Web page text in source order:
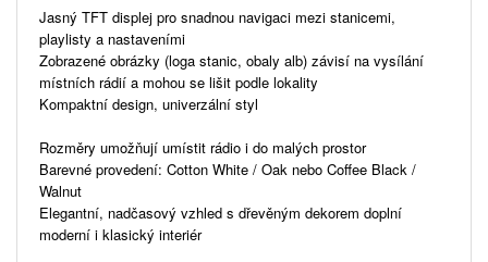
Jasný TFT displej pro snadnou navigaci mezi stanicemi,
playlisty a nastaveními
Zobrazené obrázky (loga stanic, obaly alb) závisí na vysílání
místních rádií a mohou se lišit podle lokality
Kompaktní design, univerzální styl
Rozměry umožňují umístit rádio i do malých prostor
Barevné provedení: Cotton White / Oak nebo Coffee Black /
Walnut
Elegantní, nadčasový vzhled s dřevěným dekorem doplní
moderní i klasický interiér